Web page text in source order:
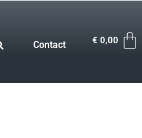
Contact € 0,00